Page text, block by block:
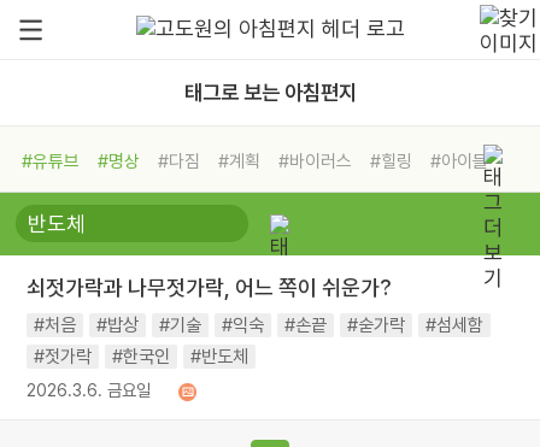
태그로 보는 아침편지
#유튜브 #명상 #다짐 #계획 #바이러스 #힐링
#아이들
#비전캠프
#독서캠프 #삶
#희망
#나눔 #친구 #링컨학교
#독서
#건강 #면역력
쇠젓가락과 나무젓가락, 어느 쪽이 쉬운가?
#처음 #밥상 #기술 #익숙 #손끝 #숟가락
#섬세함
#젓가락
#한국인 #반도체
2026.3.6. 금요일